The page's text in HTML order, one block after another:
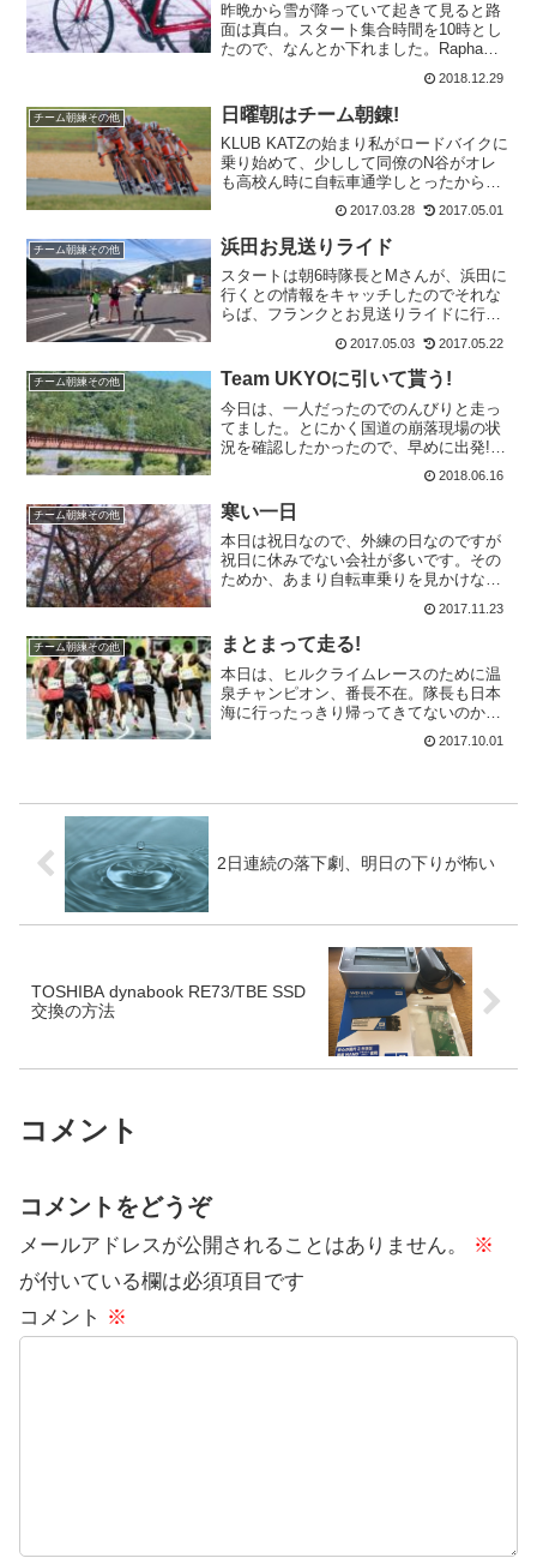
昨晩から雪が降っていて起きて見ると路
面は真白。スタート集合時間を10時とし
たので、なんとか下れました。Rapha
#Festive500に参加しているので、本日の
ノルマを達成するべく出陣です。目的地
は真白前方に見える山の向こうに行かな
いとい...
2018.12.29
チーム朝練その他 日曜朝はチーム朝錬!
KLUB KATZの始まり私がロードバイクに
乗り始めて、少しして同僚のN谷がオレ
も高校ん時に自転車通学しとったから、
乗れるで～と言い出して二人で、長距離
のったり、レースに行ったりしてまし
た。そして、彼の友人である自転車屋の
二代目の店に入り浸...
2017.03.28 2017.05.01
チーム朝練その他 浜田お見送りライド
スタートは朝6時隊長とMさんが、浜田に
行くとの情報をキャッチしたのでそれな
らば、フランクとお見送りライドに行く
べきではないかと思い三角公園に6時集
合。高瀬堰で待つというフランクも三角
公園まで来てくれました (‘-‘*)ｵﾊﾖ♪気温
は10℃。...
2017.05.03 2017.05.22
チーム朝練その他 Team UKYOに引いて貰う!
今日は、一人だったのでのんびりと走っ
てました。とにかく国道の崩落現場の状
況を確認したかったので、早めに出発!気
温低めで向かい風。19度くらいあるので
すが、風が冷たくレッグウォーマーは大
正解でした。タンタンと走る国道の崩落
に伴い、一部区間の高...
2018.06.16
チーム朝練その他 寒い一日
本日は祝日なので、外練の日なのですが
祝日に休みでない会社が多いです。その
ためか、あまり自転車乗りを見かけない
日でもありました。外気温は9℃くらいな
のですが、体感温度は計算すると4℃くら
いです。ですから真冬装備で出かけまし
た。しかし、寒いとだ...
2017.11.23
チーム朝練その他 まとまって走る!
本日は、ヒルクライムレースのために温
泉チャンピオン、番長不在。隊長も日本
海に行ったっきり帰ってきてないのか不
在。朝方は16℃くらいしかなく、家から
の下りは寒い寒い。ついに寒い季節がや
2017.10.01
2日連続の落下劇、明日の下りが怖い
TOSHIBA dynabook RE73/TBE SSD
交換の方法
コメント
コメントをどうぞ
メールアドレスが公開されることはありません。
※
が付いている欄は必須項目です
コメント ※